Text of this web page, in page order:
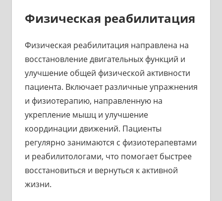
Физическая реабилитация
Физическая реабилитация направлена на
восстановление двигательных функций и
улучшение общей физической активности
пациента. Включает различные упражнения
и физиотерапию, направленную на
укрепление мышц и улучшение
координации движений. Пациенты
регулярно занимаются с физиотерапевтами
и реабилитологами, что помогает быстрее
восстановиться и вернуться к активной
жизни.